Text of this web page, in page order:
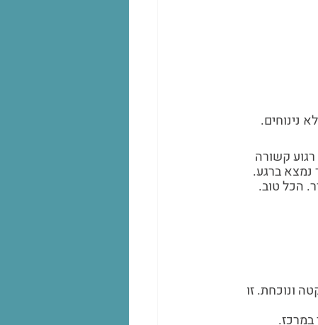
נינוחים.
קשורה
נמצא ברגע.
הכל טוב.
ונוכחת. זו
במרכז.